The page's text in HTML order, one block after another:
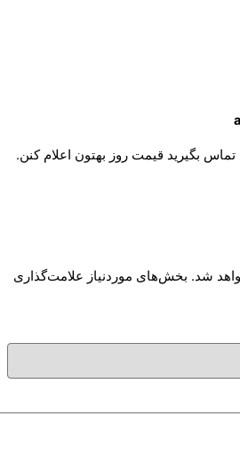
بگیرید قیمت روز بهتون اعلام کنن.
شد. بخش‌های موردنیاز علامت‌گذاری